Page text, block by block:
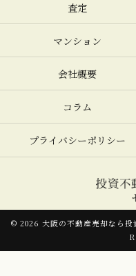
査定
マンション
会社概要
コラム
プライバシーポリシー
© 2026 大阪の不動産売却なら